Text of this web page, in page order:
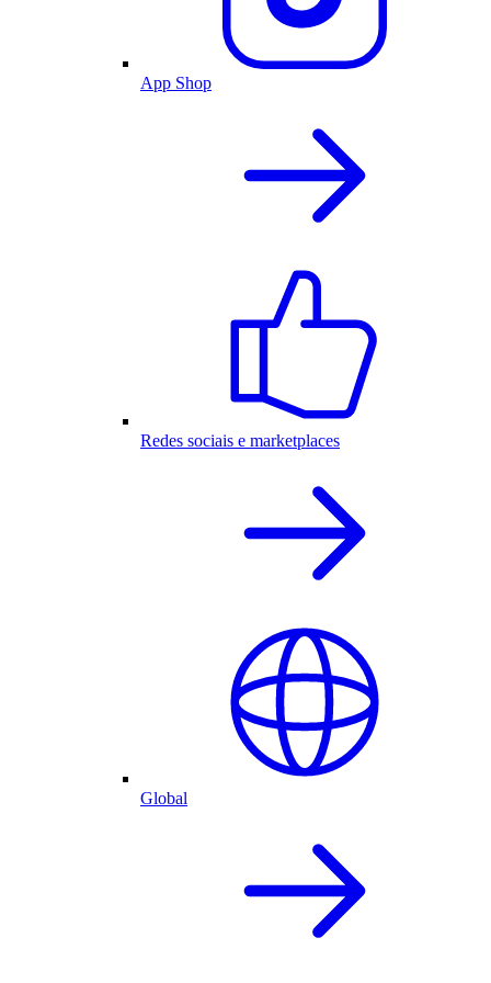
App Shop
Redes sociais e marketplaces
Global